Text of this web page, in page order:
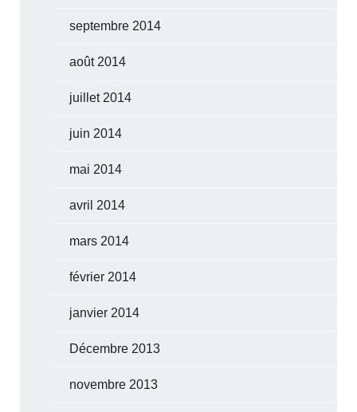
septembre 2014
août 2014
juillet 2014
juin 2014
mai 2014
avril 2014
mars 2014
février 2014
janvier 2014
Décembre 2013
novembre 2013